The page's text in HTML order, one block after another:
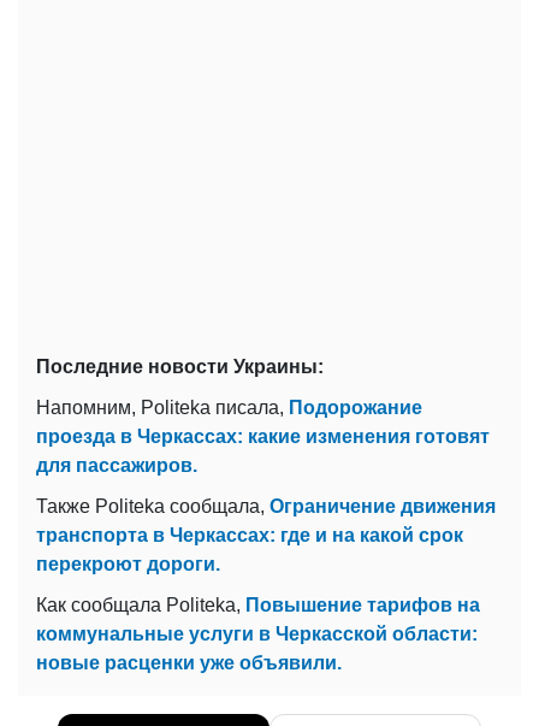
Последние новости Украины:
Напомним, Politeka писала, Подорожание
проезда в Черкассах: какие изменения готовят
для пассажиров.
Также Politeka сообщала, Ограничение движения
транспорта в Черкассах: где и на какой срок
перекроют дороги.
Как сообщала Politeka, Повышение тарифов на
коммунальные услуги в Черкасской области:
новые расценки уже объявили.